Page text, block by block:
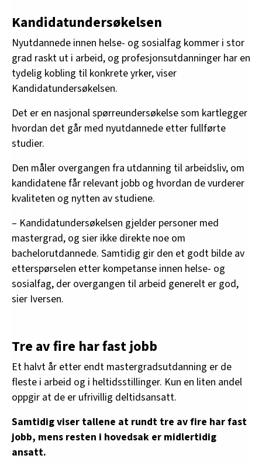
valg og jobbsituasjon, enten du er i midlertidig
stilling eller vurderer ny retning.
Karriereveiledning.no drives av Direktoratet for
høyere utdanning og kompetanse.
Kandidatundersøkelsen
Nyutdannede innen helse- og sosialfag kommer i stor
grad raskt ut i arbeid, og profesjonsutdanninger har en
tydelig kobling til konkrete yrker, viser
Kandidatundersøkelsen.
Det er en nasjonal spørreundersøkelse som kartlegger
hvordan det går med nyutdannede etter fullførte
studier.
Den måler overgangen fra utdanning til arbeidsliv, om
kandidatene får relevant jobb og hvordan de vurderer
kvaliteten og nytten av studiene.
– Kandidatundersøkelsen gjelder personer med
mastergrad, og sier ikke direkte noe om
bachelorutdannede. Samtidig gir den et godt bilde av
etterspørselen etter kompetanse innen helse- og
sosialfag, der overgangen til arbeid generelt er god,
sier Iversen.
Tre av fire har fast jobb
Et halvt år etter endt mastergradsutdanning er de
fleste i arbeid og i heltidsstillinger. Kun en liten andel
oppgir at de er ufrivillig deltidsansatt.
Samtidig viser tallene at rundt tre av fire har fast
jobb, mens resten i hovedsak er midlertidig
ansatt.